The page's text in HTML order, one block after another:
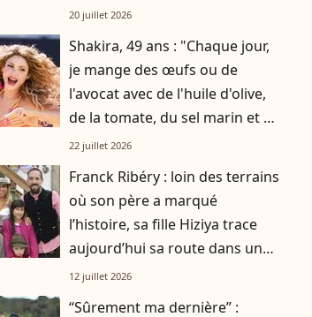
par gratitude
20 juillet 2026
Shakira, 49 ans : "Chaque jour,
je mange des œufs ou de
l'avocat avec de l'huile d'olive,
de la tomate, du sel marin et un
smoothie"
22 juillet 2026
Franck Ribéry : loin des terrains
où son père a marqué
l’histoire, sa fille Hiziya trace
aujourd’hui sa route dans un
tout autre univers
12 juillet 2026
“Sûrement ma dernière” :